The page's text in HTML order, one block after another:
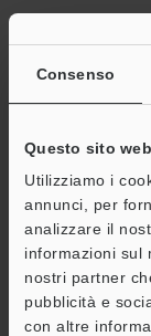
Consenso
Questo sito
Utilizziamo i
annunci, per
analizzare il
informazioni sul
nostri partner
pubblicità e
con altre
Continua
mai condivise.
Dichiarazione
Serie FD-X